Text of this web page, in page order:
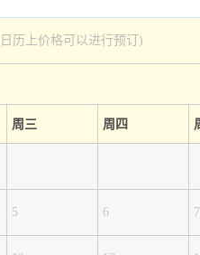
历上价格可以进行预订)
周三 周四
5 6 7